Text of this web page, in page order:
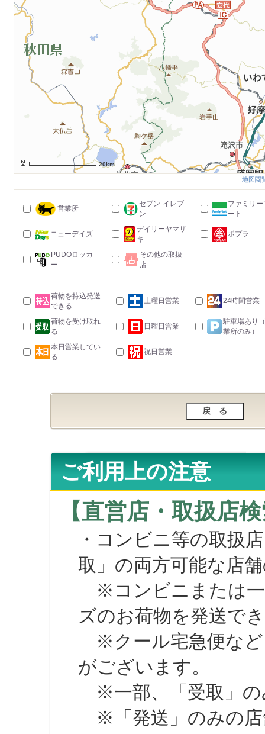
20km
地図閲
営業所
セブン-イレブ
ン
ファミリー
ート
ニューデイズ
デイリーヤマザ
キ
ポプラ
PUDOロッカ
ー
その他の取扱
店
荷物を持込発送
できる
土曜日営業 24時間営業
荷物を受け取れ
る
日曜日営業
駐車場あり
業所のみ）
本日営業してい
る
祝日営業
ご利用上の注意
【直営店・取扱店
・コンビニ等の取扱
取」の両方可能な店
※コンビニまたは一
ズのお荷物を発送で
※クール宅急便など
がございます。
※一部、「受取」の
※「発送」のみの店